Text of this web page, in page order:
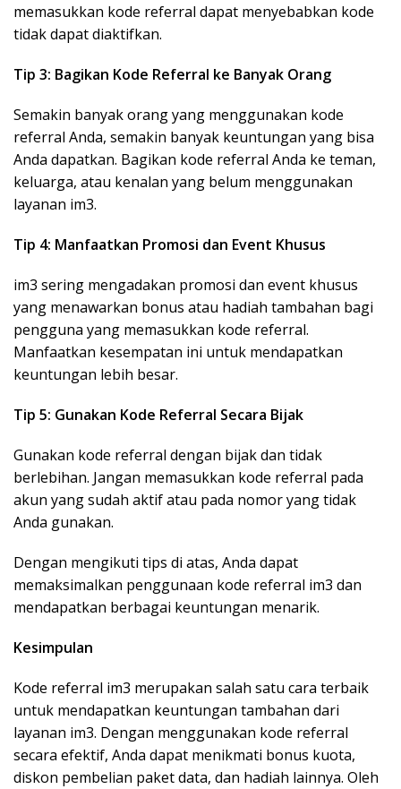
memasukkan kode referral dapat menyebabkan kode
tidak dapat diaktifkan.
Tip 3: Bagikan Kode Referral ke Banyak Orang
Semakin banyak orang yang menggunakan kode
referral Anda, semakin banyak keuntungan yang bisa
Anda dapatkan. Bagikan kode referral Anda ke teman,
keluarga, atau kenalan yang belum menggunakan
layanan im3.
Tip 4: Manfaatkan Promosi dan Event Khusus
im3 sering mengadakan promosi dan event khusus
yang menawarkan bonus atau hadiah tambahan bagi
pengguna yang memasukkan kode referral.
Manfaatkan kesempatan ini untuk mendapatkan
keuntungan lebih besar.
Tip 5: Gunakan Kode Referral Secara Bijak
Gunakan kode referral dengan bijak dan tidak
berlebihan. Jangan memasukkan kode referral pada
akun yang sudah aktif atau pada nomor yang tidak
Anda gunakan.
Dengan mengikuti tips di atas, Anda dapat
memaksimalkan penggunaan kode referral im3 dan
mendapatkan berbagai keuntungan menarik.
Kesimpulan
Kode referral im3 merupakan salah satu cara terbaik
untuk mendapatkan keuntungan tambahan dari
layanan im3. Dengan menggunakan kode referral
secara efektif, Anda dapat menikmati bonus kuota,
diskon pembelian paket data, dan hadiah lainnya. Oleh